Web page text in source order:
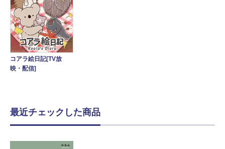
コアラ絵日記[TV放
映・配信]
最近チェックした商品